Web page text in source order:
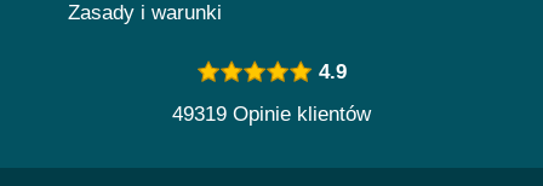
Zasady i warunki
4.9
49319 Opinie klientów